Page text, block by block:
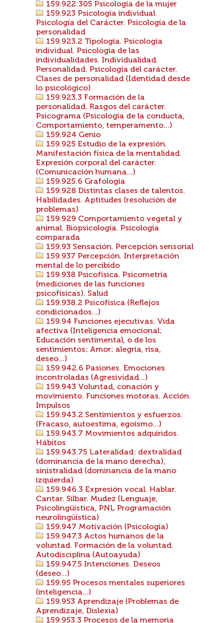
159.922:305 Psicología de la mujer
159.923 Psicología individual.
Psicología del Carácter. Psicología de la
personalidad
159.923.2 Tipología. Psicología
individual. Psicología de las
individualidades. Individualidad.
Personalidad. Psicología del carácter.
Clases de personalidad (Identidad desde
lo psicológico)
159.923.3 Formación de la
personalidad. Rasgos del carácter.
Psicograma (Psicología de la conducta,
Comportamiento, temperamento...)
159.924 Genio
159.925 Estudio de la expresión.
Manifestación física de la mentalidad.
Expresión corporal del carácter.
(Comunicación humana...)
159.925.6 Grafología
159.928 Distintas clases de talentos.
Habilidades. Aptitudes (resolución de
problemas)
159.929 Comportamiento vegetal y
animal. Biopsicología. Psicología
comparada
159.93 Sensación. Percepción sensorial
159.937 Percepción. Interpretación
mental de lo percibido
159.938 Psicofísica. Psicometría
(mediciones de las funciones
psicofísicas). Salud
159.938.2 Psicofísica (Reflejos
condicionados...)
159.94 Funciones ejecutivas. Vida
afectiva (Inteligencia emocional;
Educación sentimental, o de los
sentimientos; Amor; alegría, risa,
deseo...)
159.942.6 Pasiones. Emociones
incontroladas (Agresividad...)
159.943 Voluntad, conación y
movimiento. Funciones motoras. Acción.
Impulsos
159.943.2 Sentimientos y esfuerzos.
(Fracaso, autoestima, egoísmo...)
159.943.7 Movimientos adquiridos.
Hábitos
159.943.75 Lateralidad: dextralidad
(dominancia de la mano derecha),
sinistralidad (dominancia de la mano
izquierda)
159.946.3 Expresión vocal. Hablar.
Cantar. Silbar. Mudez (Lenguaje,
Psicolingüística, PNL Programación
neurolingüística)
159.947 Motivación (Psicología)
159.947.3 Actos humanos de la
voluntad. Formación de la voluntad.
Autodisciplina (Autoayuda)
159.947.5 Intenciones. Deseos
(deseo...)
159.95 Procesos mentales superiores
(inteligencia...)
159.953 Aprendizaje (Problemas de
Aprendizaje, Dislexia)
159.953.3 Procesos de la memoria